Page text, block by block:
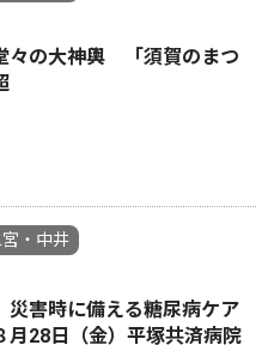
々の大神輿 「須賀のまつ
・中井
害時に備える糖尿病ケア
28日（金）平塚共済病院